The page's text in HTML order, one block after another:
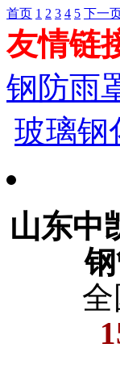
首页 1 2 3 4 5 下一
友情链
钢防雨
玻璃钢
山东中